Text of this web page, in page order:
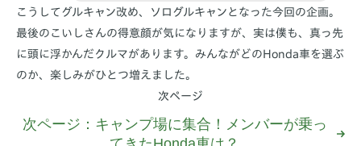
こうしてグルキャン改め、ソログルキャンとなった今回の企画。
最後のこいしさんの得意顔が気になりますが、実は僕も、真っ先
に頭に浮かんだクルマがあります。みんながどのHonda車を選ぶ
のか、楽しみがひとつ増えました。
次ページ
次ページ：キャンプ場に集合！メンバーが乗っ